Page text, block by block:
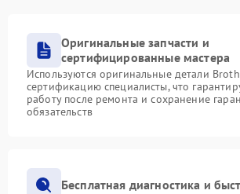
Оригинальные запчасти и
сертифицированные мастера
Используются оригинальные детали
сертификацию специалисты, что
работу после ремонта и сохранение
обязательств
Бесплатная диагностика и